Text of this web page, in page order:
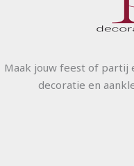
Maak jouw feest of
decoratie en